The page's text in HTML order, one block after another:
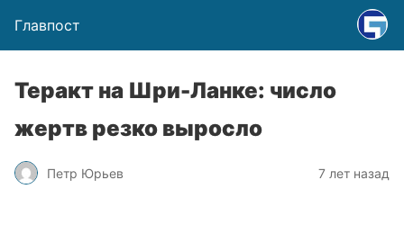
Главпост
Теракт на Шри-Ланке: число
жертв резко выросло
Петр Юрьев 7 лет назад